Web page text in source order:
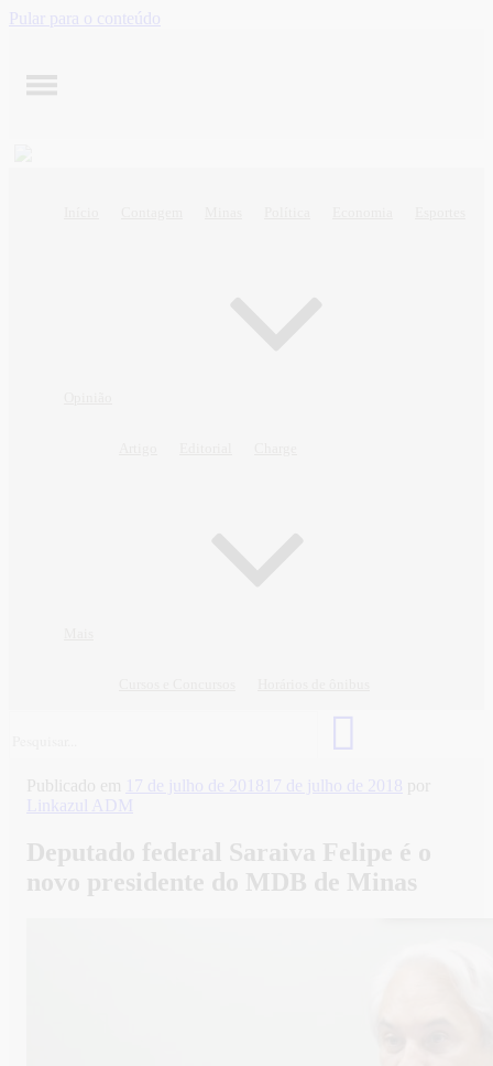
Pular para o conteúdo
Publicado em 17 de julho de 2018 17 de julho de 2018 por
Linkazul ADM
Deputado federal Saraiva Felipe é o
novo presidente do MDB de Minas